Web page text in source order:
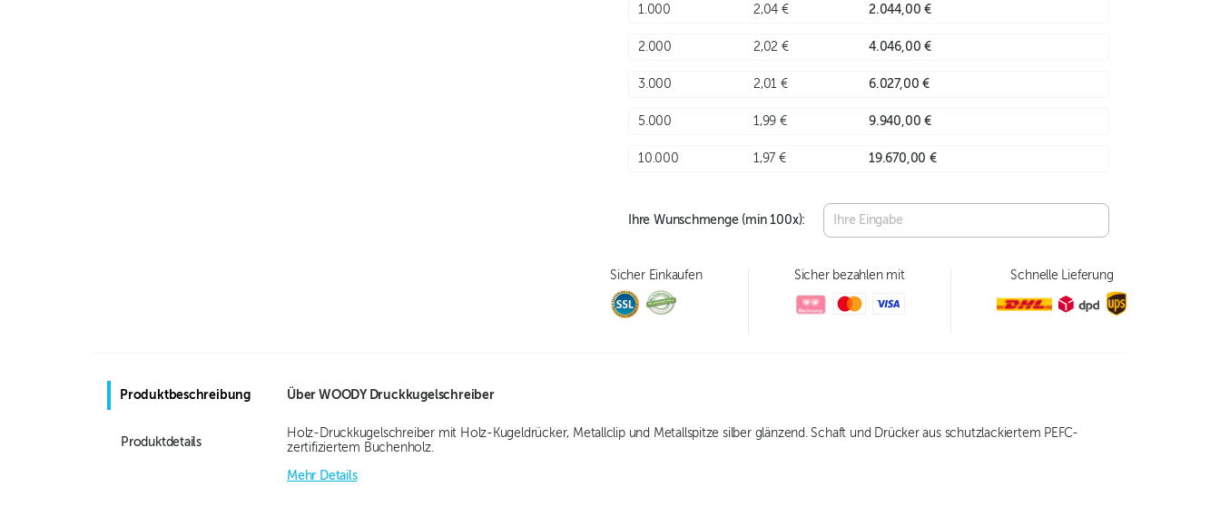
1.000 2,04 € 2.044,00 €
2.000 2,02 € 4.046,00 €
3.000 2,01 € 6.027,00 €
5.000 1,99 € 9.940,00 €
10.000 1,97 € 19.670,00 €
Ihre Wunschmenge (min100x):
Sicher Einkaufen Sicher bezahlen mit Schnelle Lieferung
Produktbeschreibung
Produktdetails
Über WOODY Druckkugelschreiber
Holz-Druckkugelschreiber mit Holz-Kugeldrücker, Metallclip und Metallspitze silber glänzend. Schaft und Drücker aus schutzlackiertem PEFC-
zertifiziertem Buchenholz.
Mehr Details